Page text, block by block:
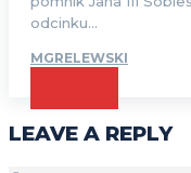
odcinku...
MGRELEWSKI
LEAVE A REPLY